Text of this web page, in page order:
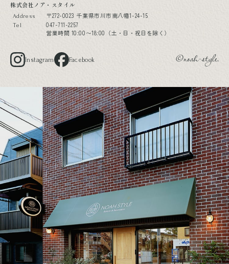
株式会社ノア・スタイル
Address 〒272-0023 千葉県市川市南八幡1-24-15
Tel
047-711-2257
営業時間 10:00〜18:00（土・日・祝日を除く）
Instagram Facebook